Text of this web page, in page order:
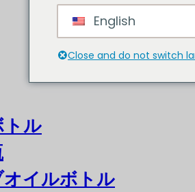
トル
イルボトル
English
Close and do not switch